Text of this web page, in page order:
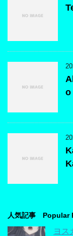
o
人気記事 Popular
ヨ